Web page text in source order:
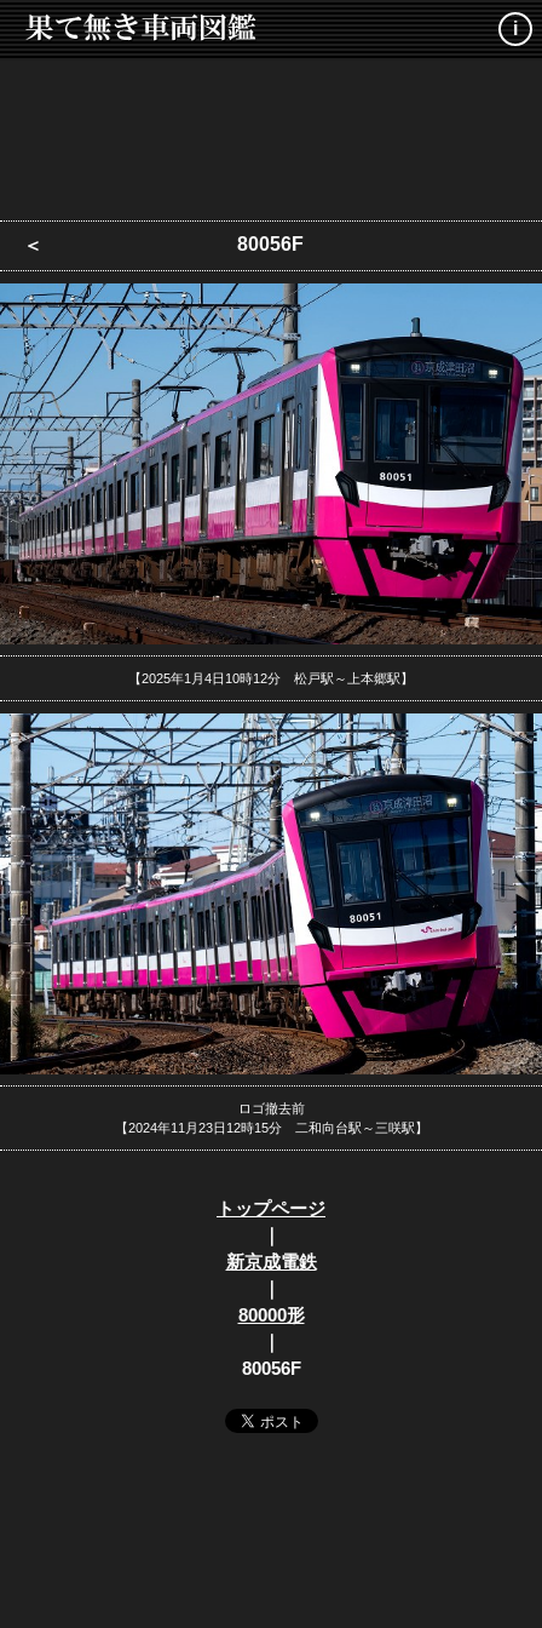
i
＜ 80056F
【2025年1月4日10時12分 松戸駅～上本郷駅】
ロゴ撤去前
【2024年11月23日12時15分 二和向台駅～三咲駅】
トップページ
｜
新京成電鉄
｜
80000形
｜
80056F